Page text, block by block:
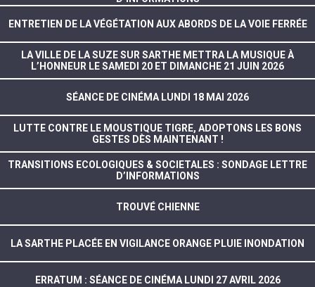
ENTRETIEN DE LA VÉGÉTATION AUX ABORDS DE LA VOIE FERRÉE
LA VILLE DE LA SUZE SUR SARTHE METTRA LA MUSIQUE À
L’HONNEUR LE SAMEDI 20 ET DIMANCHE 21 JUIN 2026
SÉANCE DE CINÉMA LUNDI 18 MAI 2026
LUTTE CONTRE LE MOUSTIQUE TIGRE, ADOPTONS LES BONS
GESTES DÈS MAINTENANT !
TRANSITIONS ECOLOGIQUES & SOCIETALES : SONDAGE LETTRE
D’INFORMATIONS
TROUVÉ CHIENNE
LA SARTHE PLACÉE EN VIGILANCE ORANGE PLUIE INONDATION
ERRATUM : SÉANCE DE CINÉMA LUNDI 27 AVRIL 2026